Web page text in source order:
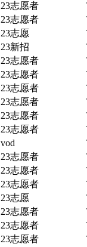
23志愿者
23志愿者
23志愿
23新招
23志愿者
23志愿者
23志愿者
23志愿者
23志愿者
23志愿者
vod
23志愿者
23志愿者
23志愿者
23志愿
23志愿者
23志愿者
23志愿者